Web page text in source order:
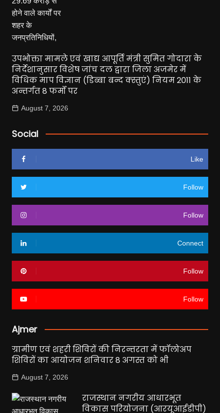
उपभोक्ता मामले एवं खाद्य आपूर्ति मंत्री सुमित गोदारा के
निर्देशानुसार विशेष जांच दल द्वारा जिला अजमेर में
विधिक माप विज्ञान (डिब्बा बन्द क्स्तुएं) नियम 2011 के
अन्तर्गत 8 फर्मों पर
August 7, 2026
Social
Like
Follow
Follow
Connect
Follow
Follow
Ajmer
ग्रामीण एवं शहरी शिविरों की निरन्तरता में फॉलोअप
शिविरों का आयोजन शनिवार 8 अगस्त को भी
August 7, 2026
राजस्थान नगरीय आधारभूत
विकास परियोजना (आरयूआईडीपी)